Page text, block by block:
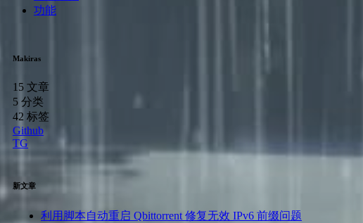
功能
Makiras
15 文章
5 分类
42 标签
Github
TG
新文章
利用脚本自动重启 Qbittorrent 修复无效 IPv6 前缀问题